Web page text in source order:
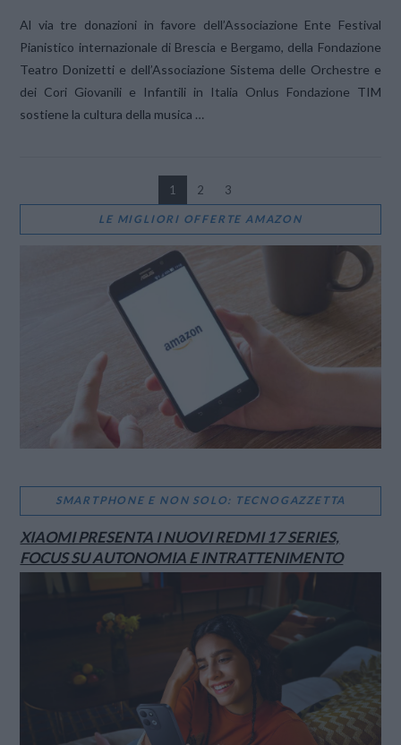
VIEW POST
Al via tre donazioni in favore dell’Associazione Ente Festival
Pianistico internazionale di Brescia e Bergamo, della Fondazione
Teatro Donizetti e dell’Associazione Sistema delle Orchestre e
dei Cori Giovanili e Infantili in Italia Onlus Fondazione TIM
sostiene la cultura della musica …
1 2 3
LE MIGLIORI OFFERTE AMAZON
SMARTPHONE E NON SOLO: TECNOGAZZETTA
XIAOMI PRESENTA I NUOVI REDMI 17 SERIES,
FOCUS SU AUTONOMIA E INTRATTENIMENTO